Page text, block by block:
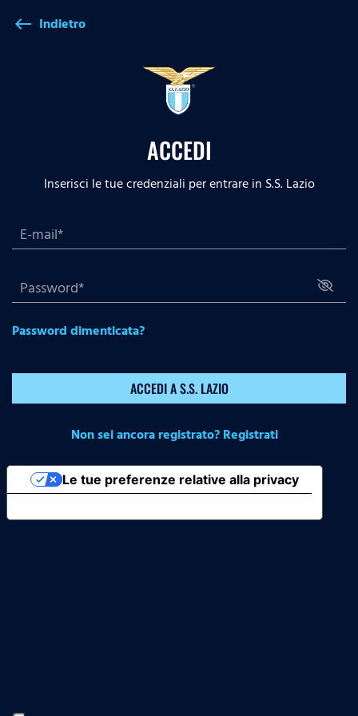
west Indietro
ACCEDI
Inserisci le tue credenziali per entrare in S.S. Lazio
Password dimenticata?
ACCEDI A S.S. LAZIO
Non sei ancora registrato? Registrati
Le tue preferenze relative alla privacy